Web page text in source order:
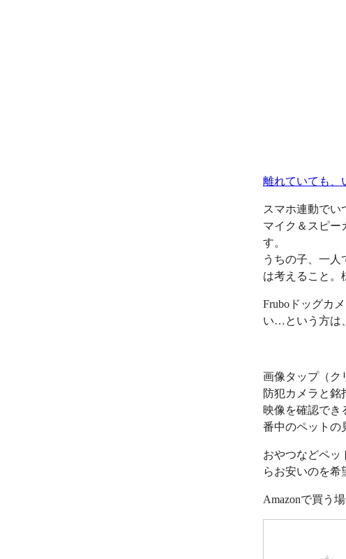
離れていても、
スマホ連動でい
マイク＆スピー
す。
うちの子、一
は考えること。
Fruboドッグカ
い…という方は
画像タップ（ク
防犯カメラと銘
映像を確認でき
番中のペットの
おやつなどペッ
らお安いのを希
Amazonで買う